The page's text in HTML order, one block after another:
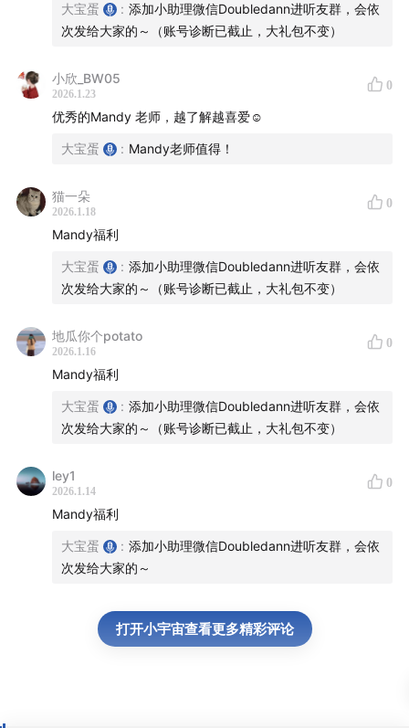
01:07:15-01:16:50| 结尾总结与福利
总结：技巧、判断重要，但保持“在场”和持续行动最重
要。Mandy的分享旨在帮普通人减少试错成本。
福利：万字流量礼包、一对一诊断、义乌线下工作坊。
期待线下见面。
【义乌听见】听友群
欢迎所有对义乌感兴趣的朋友进入节目专属听友群，探讨
交流【义乌内外】发生的故事和信息差。
群内会第一时间更新播客信息，并随机掉落行业干货。
微信搜索Doubledann，或扫码添加播客主理人大宝蛋，
备注【听友群】，等待拉你入群。期待和大家在群内有更
深入的交流。
大宝蛋 : 添加小助理微信Doubledann进听友群，会依
次发给大家的～（账号诊断已截止，大礼包不变）
小欣_BW05
2026.1.23
0
优秀的Mandy 老师，越了解越喜爱☺️
大宝蛋 : Mandy老师值得！
猫一朵
2026.1.18
0
Mandy福利
大宝蛋 : 添加小助理微信Doubledann进听友群，会依
次发给大家的～（账号诊断已截止，大礼包不变）
地瓜你个potato
2026.1.16
0
Mandy福利
大宝蛋 : 添加小助理微信Doubledann进听友群，会依
次发给大家的～（账号诊断已截止，大礼包不变）
ley1
2026.1.14
0
Mandy福利
大宝蛋 : 添加小助理微信Doubledann进听友群，会依
次发给大家的～
打开小宇宙查看更多精彩评论